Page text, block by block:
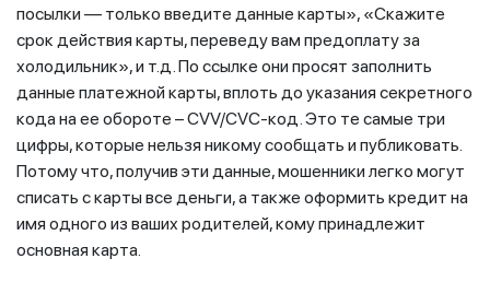
посылки — только введите данные карты», «Скажите
срок действия карты, переведу вам предоплату за
холодильник», и т.д. По ссылке они просят заполнить
данные платежной карты, вплоть до указания секретного
кода на ее обороте – CVV/CVC-код. Это те самые три
цифры, которые нельзя никому сообщать и публиковать.
Потому что, получив эти данные, мошенники легко могут
списать с карты все деньги, а также оформить кредит на
имя одного из ваших родителей, кому принадлежит
основная карта.